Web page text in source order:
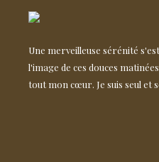
Une merveilleuse sérénité
l'image de ces douces
tout mon cœur. Je suis seul et